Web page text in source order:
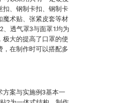
扣、钢制卡扣、钢制卡
魔术贴、张紧皮套等材
、透气罩3与面罩1均为
极大的提高了口罩的使
，在制作时可以搭配多
方案与实施例3基本一